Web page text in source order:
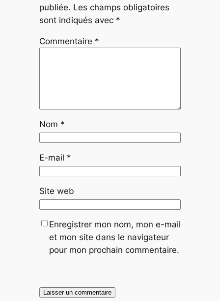
publiée. Les champs obligatoires
sont indiqués avec *
Commentaire *
Nom *
E-mail *
Site web
Enregistrer mon nom, mon e-mail
et mon site dans le navigateur
pour mon prochain commentaire.